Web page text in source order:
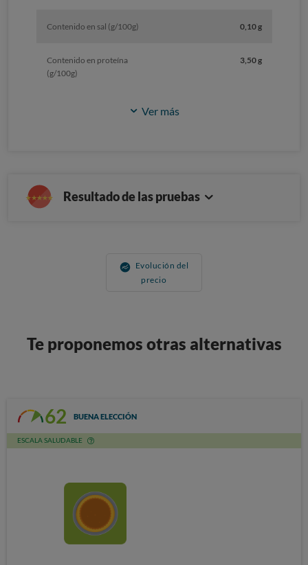
Contenido en sal (g/100g) 0,10 g
Contenido en proteína
(g/100g)
3,50 g
Ver más
Resultado de las pruebas
Evolución del
precio
Te proponemos otras alternativas
62 BUENA ELECCIÓN
ESCALA SALUDABLE